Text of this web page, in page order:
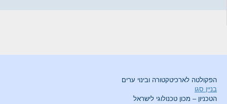
הפקולטה לארכיטקטורה ובינוי ערים
בניין סגו
הטכניון – מכון טכנולוגי לישראל